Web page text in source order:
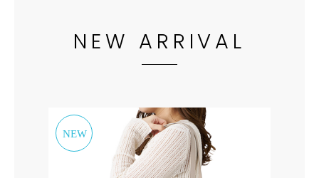
NEW ARRIVAL